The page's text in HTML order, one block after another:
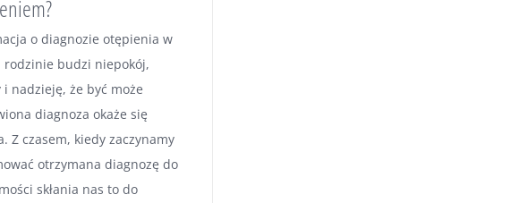
o diagnozie otępienia w
rodzinie budzi niepokój,
i nadzieję, że być może
diagnoza okaże się
Z czasem, kiedy zaczynamy
otrzymana diagnozę do
skłania nas to do